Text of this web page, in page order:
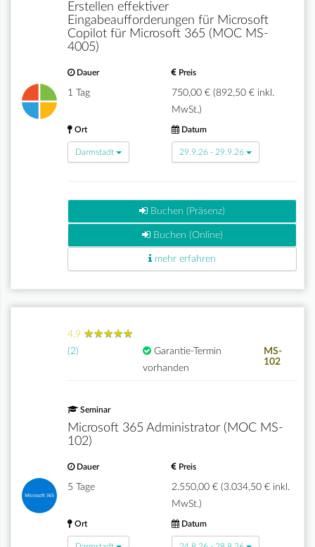
Erstellen effektiver
Eingabeaufforderungen für Microsoft
Copilot für Microsoft 365 (MOC MS-
4005)
Dauer
1 Tag
Preis
750,00 € (892,50 € inkl.
MwSt.)
Ort
Darmstadt
Datum
29.9.26 - 29.9.26
Buchen (Präsenz)
Buchen (Online)
mehr erfahren
4.9 ★★★★★
★★★★★
(2)
Garantie-Termin
vorhanden
MS-
102
Seminar
Microsoft 365 Administrator (MOC MS-
102)
Dauer
5 Tage
Preis
2.550,00 € (3.034,50 € inkl.
MwSt.)
Ort Datum